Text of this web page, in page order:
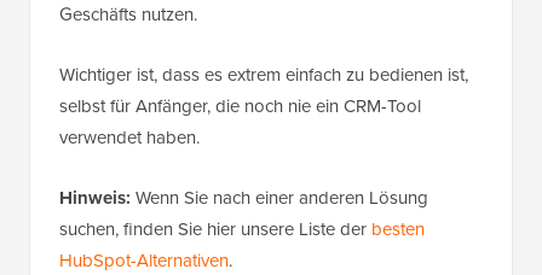
Geschäfts nutzen.
Wichtiger ist, dass es extrem einfach zu bedienen ist,
selbst für Anfänger, die noch nie ein CRM-Tool
verwendet haben.
Hinweis: Wenn Sie nach einer anderen Lösung
suchen, finden Sie hier unsere Liste der besten
HubSpot-Alternativen.